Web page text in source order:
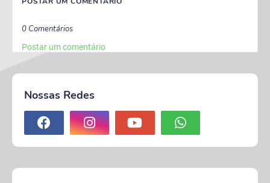
0 Comentários
Postar um comentário
Nossas Redes